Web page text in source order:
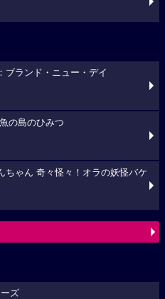
ランド・ニュー・デイ
の島のひみつ
ゃん 奇々怪々！オラの妖怪バケ
ズ